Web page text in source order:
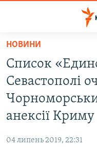
Перейти
основного
матеріалу
Перейти
основної
Перейти
ВІДЕО ТА ФОТО
ПОЛІТИКА
НОВИНИ
Список
Севастополі
анексії Криму
04 липень 2019, 22:31